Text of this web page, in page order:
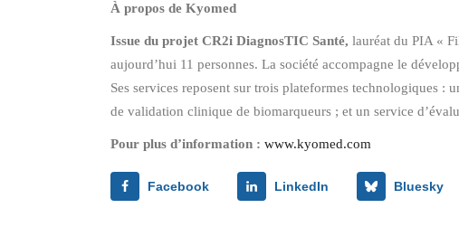
À propos de Kyomed
Issue du projet CR2i DiagnosTIC Santé, lauréat du PIA «
aujourd’hui 11 personnes. La société accompagne le
Ses services reposent sur trois plateformes technologiques
de validation clinique de biomarqueurs ; et un service
Pour plus d’information : www.kyomed.com
Facebook LinkedIn Bluesky